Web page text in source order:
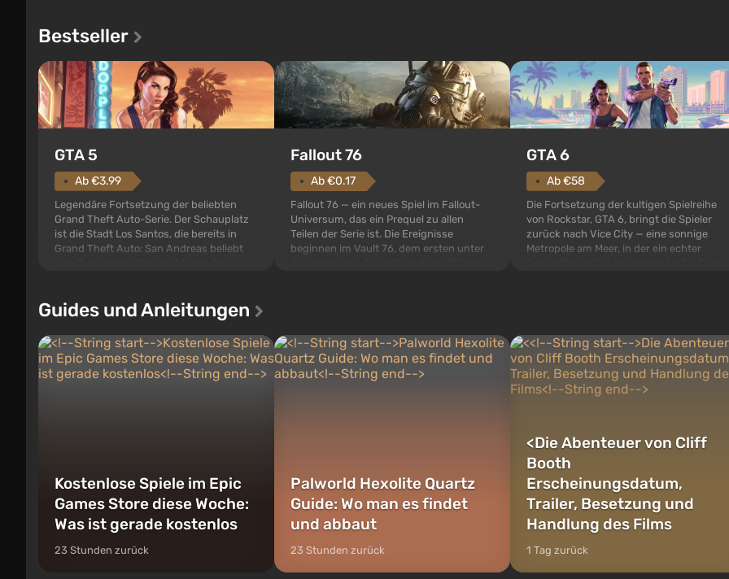
Bestseller
GTA 5
Ab €3.99
Legendäre Fortsetzung der beliebten
Grand Theft Auto-Serie. Der Schauplatz
ist die Stadt Los Santos, die bereits in
Grand Theft Auto: San Andreas beliebt
denen Sie jederzeit...
Fallout 76
Ab €0.17
Fallout 76 — ein neues Spiel im Fallout-
Universum, das ein Prequel zu allen
Teilen der Serie ist. Die Ereignisse
beginnen im Vault 76, dem ersten unter
GTA 6
Ab €58
Die Fortsetzung der kultigen Spielreihe
von Rockstar, GTA 6, bringt die Spieler
zurück nach Vice City — eine sonnige
Metropole am Meer, in der ein echter
Guides und Anleitungen
Kostenlose Spiele im Epic
Games Store diese Woche:
Was ist gerade kostenlos
23 Stunden zurück
Palworld Hexolite Quartz
Guide: Wo man es findet
und abbaut
23 Stunden zurück
<Die Abenteuer von Cliff
Booth
Erscheinungsdatum,
Trailer, Besetzung und
Handlung des Films
1 Tag zurück